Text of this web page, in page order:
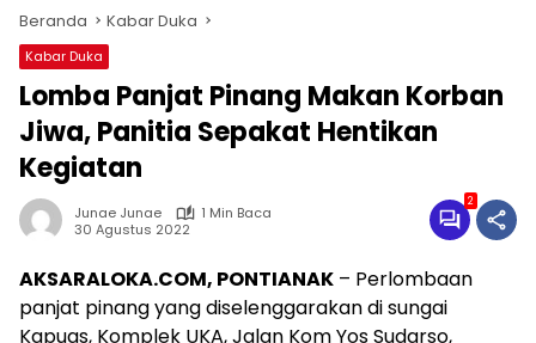
Beranda Kabar Duka
Kabar Duka
Lomba Panjat Pinang Makan Korban
Jiwa, Panitia Sepakat Hentikan
Kegiatan
Junae Junae
1 Min Baca
30 Agustus 2022
2
AKSARALOKA.COM, PONTIANAK – Perlombaan
panjat pinang yang diselenggarakan di sungai
Kapuas, Komplek UKA, Jalan Kom Yos Sudarso,